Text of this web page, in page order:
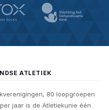
ATLETIEK
80 loopgroepen
jaar is de Atletiekunie één